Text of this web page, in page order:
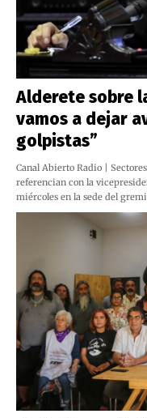
Alderete sobre
vamos a dejar
golpistas”
Canal Abierto Radio |
referencian con la
miércoles en la sede del